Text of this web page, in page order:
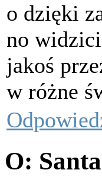
o dzięki
no
jakoś
w różne
O: